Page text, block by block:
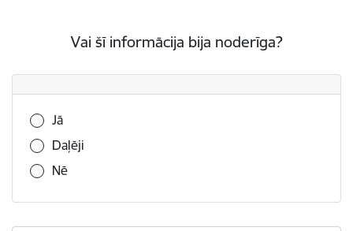
Vai šī informācija bija noderīga?
Vai šī informācija bija noderīga?
Jā
Daļēji
Nē